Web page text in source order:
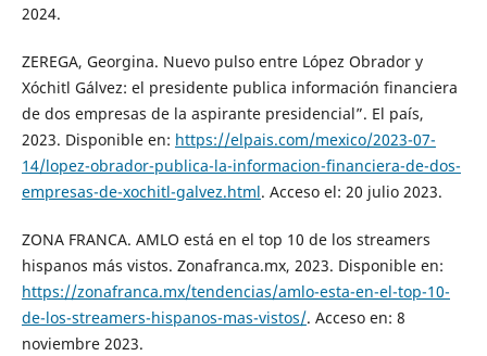
2024.
ZEREGA, Georgina. Nuevo pulso entre López Obrador y
Xóchitl Gálvez: el presidente publica información financiera
de dos empresas de la aspirante presidencial”. El país,
2023. Disponible en: https://elpais.com/mexico/2023-07-
14/lopez-obrador-publica-la-informacion-financiera-de-dos-
empresas-de-xochitl-galvez.html. Acceso el: 20 julio 2023.
ZONA FRANCA. AMLO está en el top 10 de los streamers
hispanos más vistos. Zonafranca.mx, 2023. Disponible en:
https://zonafranca.mx/tendencias/amlo-esta-en-el-top-10-
de-los-streamers-hispanos-mas-vistos/. Acceso en: 8
noviembre 2023.